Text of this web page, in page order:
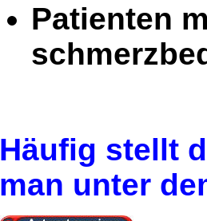
Patienten
Häufig stellt
man unter